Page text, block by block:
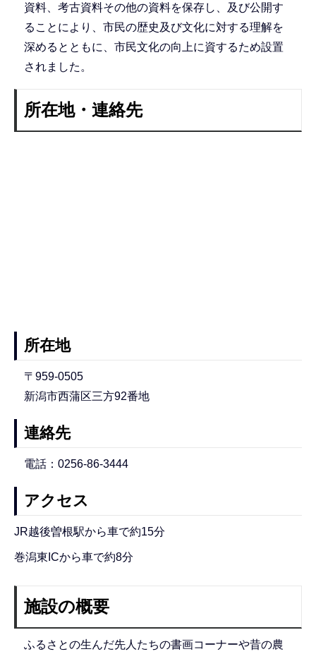
資料、考古資料その他の資料を保存し、及び公開す
ることにより、市民の歴史及び文化に対する理解を
深めるとともに、市民文化の向上に資するため設置
されました。
所在地・連絡先
所在地
〒959-0505
新潟市西蒲区三方92番地
連絡先
電話：0256-86-3444
アクセス
JR越後曽根駅から車で約15分
巻潟東ICから車で約8分
施設の概要
ふるさとの生んだ先人たちの書画コーナーや昔の農